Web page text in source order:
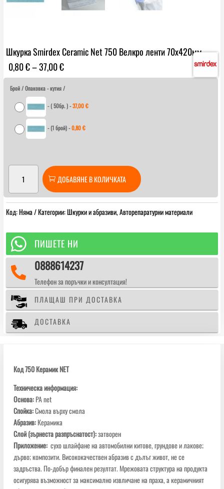
Шкурка Smirdex Ceramic Net 750 Велкро ленти 70х420мм
0,80€–37,00€Price
range:
0,80 €
through
37,00 €
Брой / Опаковка - кутия /
-( 50бр. )-37,00€
-(1 брой)-0,80€
Шкурка
Smirdex
Ceramic
750
Велкро
70х420мм
ДОБАВЯНЕ В КОЛИЧКАТА
Код:Няма Категории:Шкурки и абразиви,Авторепаратурни материали
 ПИШЕТЕ НИ
 0888614237
Телефон за поръчки и консултация!
ПЛАЩАШ ПРИ ДОСТАВКА
ДОСТАВКА
Код 750 Керамик NET
Техническа информация:
Основа:PA net
Спойка:Смола върху смола
Абразив:Керамика
Слой (зърнеста разпръснатост):затворен
Приложение: сухо шлайфане на автомобилни китове, грундове и лакове;
дърво; композити. Висококачествен абразив с дълъг живот, не се
задръства. По-добър финален резултат. Мрежовата структура на продукта
осигурява възможност за максимално извличане на праха, а керамичният